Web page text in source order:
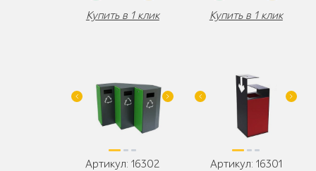
Купить в 1 клик Купить в 1 клик
Артикул: 16302
Артикул: 16301